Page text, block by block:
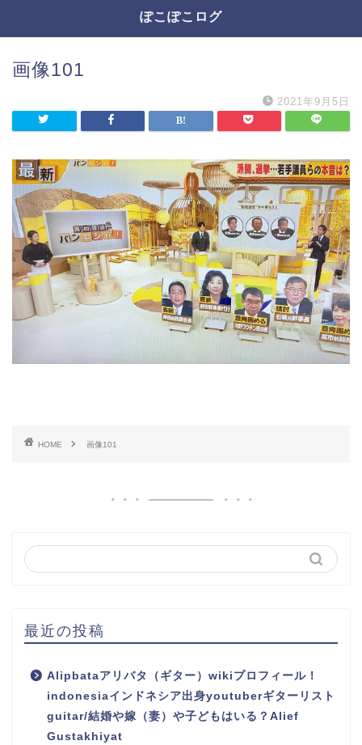
ぽこぽこログ
画像101
2021年9月5日
HOME 画像101
最近の投稿
Alipbataアリバタ（ギター）wikiプロフィール！
indonesiaインドネシア出身youtuberギターリスト
guitar/結婚や嫁（妻）や子どもはいる？Alief
Gustakhiyat